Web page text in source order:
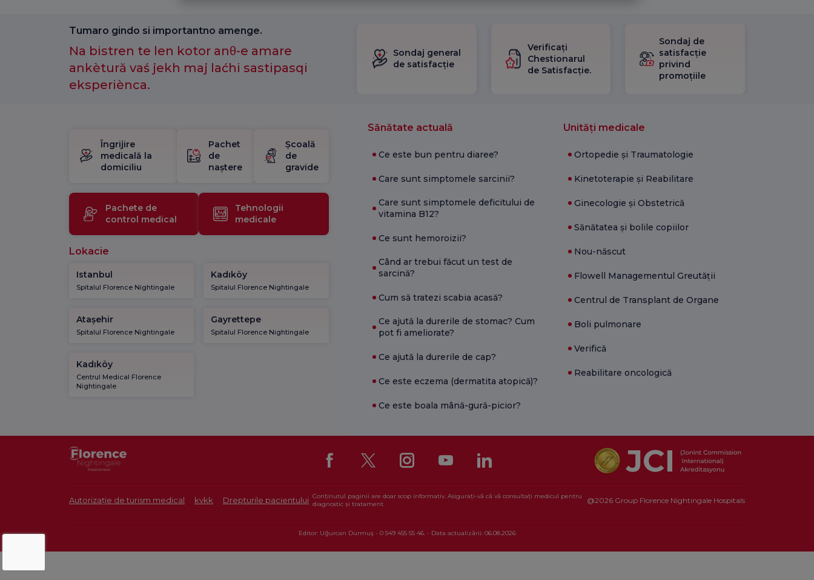
Îngrijire
medicală la
domiciliu
Pachet
de
naștere
Școală
de
gravide
Pachete de
control medical
Tehnologii
medicale
Lokacie
Istanbul
Spitalul Florence Nightingale
Kadıköy
Spitalul Florence Nightingale
Atașehir
Spitalul Florence Nightingale
Gayrettepe
Spitalul Florence Nightingale
Kadıköy
Centrul Medical Florence
Nightingale
Sănătate actuală
Ce este bun pentru diaree?
Care sunt simptomele sarcinii?
Care sunt simptomele deficitului de
vitamina B12?
Ce sunt hemoroizii?
Când ar trebui făcut un test de
sarcină?
Cum să tratezi scabia acasă?
Ce ajută la durerile de stomac? Cum
pot fi ameliorate?
Ce ajută la durerile de cap?
Ce este eczema (dermatita atopică)?
Ce este boala mână-gură-picior?
Unități medicale
Ortopedie și Traumatologie
Kinetoterapie și Reabilitare
Ginecologie și Obstetrică
Sănătatea și bolile copiilor
Nou-născut
Flowell Managementul Greutății
Centrul de Transplant de Organe
Boli pulmonare
Verifică
Reabilitare oncologică
Tumaro gindo si importantno amenge.
Na bistren te len kotor anθ-e amare
ankètură vaś jekh maj laćhi sastipasqi
eksperiènca.
Sondaj general
de satisfacție
Verificați
Chestionarul
de Satisfacție.
Sondaj de
satisfacție
privind
promoțiile
Autorizație de turism medical kvkk Drepturile pacientului Conținutul paginii are doar scop informativ. Asigurați-vă că vă consultați medicul pentru
diagnostic și tratament.
@2026 Group Florence Nightingale Hospitals
Editor: Uğurcan Durmuş - 0 549 455 55 46. - Data actualizării: 06.08.2026